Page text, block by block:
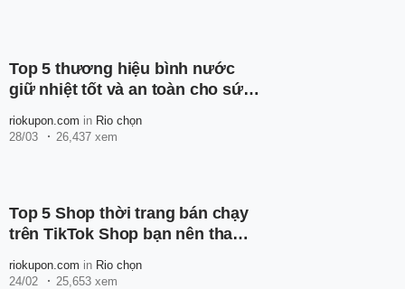
Top 5 thương hiệu bình nước
giữ nhiệt tốt và an toàn cho sức
riokupon.com in Rio chọn
28/03
26,437 xem
Top 5 Shop thời trang bán chạy
trên TikTok Shop bạn nên tham
riokupon.com in Rio chọn
24/02
25,653 xem